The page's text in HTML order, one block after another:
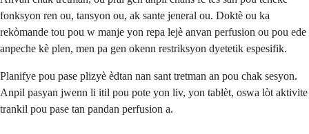
fonksyon ren ou, tansyon ou, ak sante jeneral ou. Doktè ou ka
rekòmande tou pou w manje yon repa lejè anvan perfusion ou pou ede
anpeche kè plen, men pa gen okenn restriksyon dyetetik espesifik.
Planifye pou pase plizyè èdtan nan sant tretman an pou chak sesyon.
Anpil pasyan jwenn li itil pou pote yon liv, yon tablèt, oswa lòt aktivite
trankil pou pase tan pandan perfusion a.